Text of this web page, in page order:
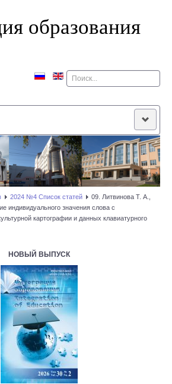
образования
Поиск
КОЛЛЕГИЯ
ПОЛИТИКА
2024 №4 Список статей
09. Литвинова Т. А.,
индивидуального значения слова с
картографии и данных клавиатурного
НОВЫЙ ВЫПУСК